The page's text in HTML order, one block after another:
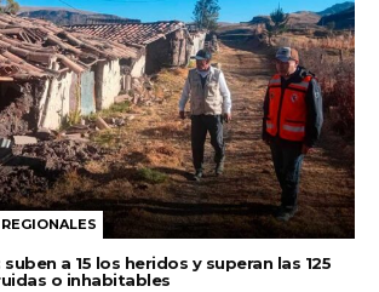
a 15 los heridos y superan las 125
o inhabitables